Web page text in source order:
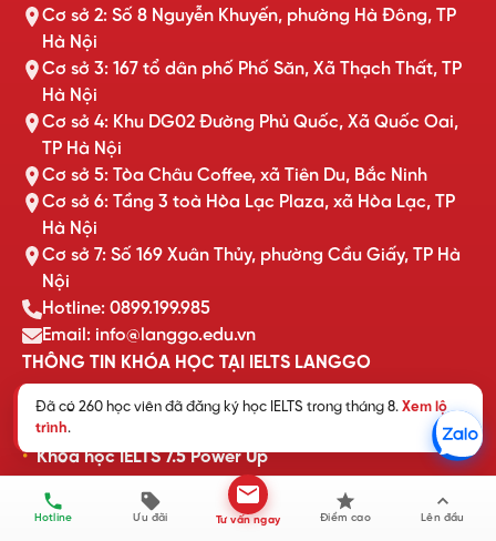
Hotline Ưu đãi Tư vấn ngay Điểm cao Lên đầu
Đã có 260 học viên đã đăng ký học IELTS trong tháng 8. Xem lộ
trình.
Cơ sở 2: Số 8 Nguyễn Khuyến, phường Hà Đông, TP
Hà Nội
Cơ sở 3: 167 tổ dân phố Phố Săn, Xã Thạch Thất, TP
Hà Nội
Cơ sở 4: Khu DG02 Đường Phủ Quốc, Xã Quốc Oai,
TP Hà Nội
Cơ sở 5: Tòa Châu Coffee, xã Tiên Du, Bắc Ninh
Cơ sở 6: Tầng 3 toà Hòa Lạc Plaza, xã Hòa Lạc, TP
Hà Nội
Cơ sở 7: Số 169 Xuân Thủy, phường Cầu Giấy, TP Hà
Nội
Hotline: 0899.199.985
Email: info@langgo.edu.vn
THÔNG TIN KHÓA HỌC TẠI IELTS LANGGO
Khóa học IELTS cam kết đầu ra
Khóa học IELTS 7.5 Power Up
Khóa học IELTS Online trực tuyến
Khóa học IELTS cấp tốc